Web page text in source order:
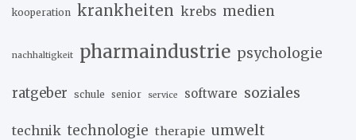
kooperation krankheiten krebs medien
nachhaltigkeit pharmaindustrie psychologie
ratgeber schule senior service software soziales
technik technologie therapie umwelt